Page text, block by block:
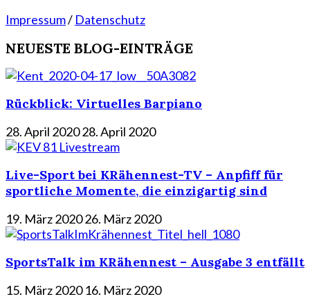
Impressum/ Datenschutz
NEUESTE BLOG-EINTRÄGE
Rückblick: Virtuelles Barpiano
28. April 202028. April 2020
Live-Sport bei KRähennest-TV – Anpfiff für
sportliche Momente, die einzigartig sind
19. März 202026. März 2020
SportsTalk im KRähennest – Ausgabe 3 entfällt
15. März 2020 16. März 2020